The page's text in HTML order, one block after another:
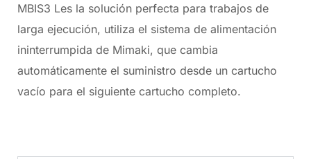
MBIS3 Les la solución perfecta para trabajos de
larga ejecución, utiliza el sistema de alimentación
ininterrumpida de Mimaki, que cambia
automáticamente el suministro desde un cartucho
vacío para el siguiente cartucho completo.